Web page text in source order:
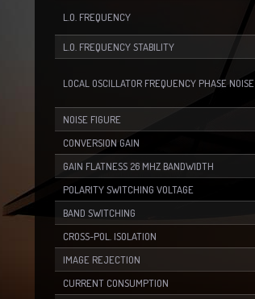
L.O. FREQUENCY
L.O. FREQUENCY STABILITY
LOCAL OSCILLATOR FREQUENCY PHASE NOISE
NOISE FIGURE
CONVERSION GAIN
GAIN FLATNESS 26 MHZ BANDWIDTH
POLARITY SWITCHING VOLTAGE
BAND SWITCHING
CROSS-POL. ISOLATION
IMAGE REJECTION
CURRENT CONSUMPTION